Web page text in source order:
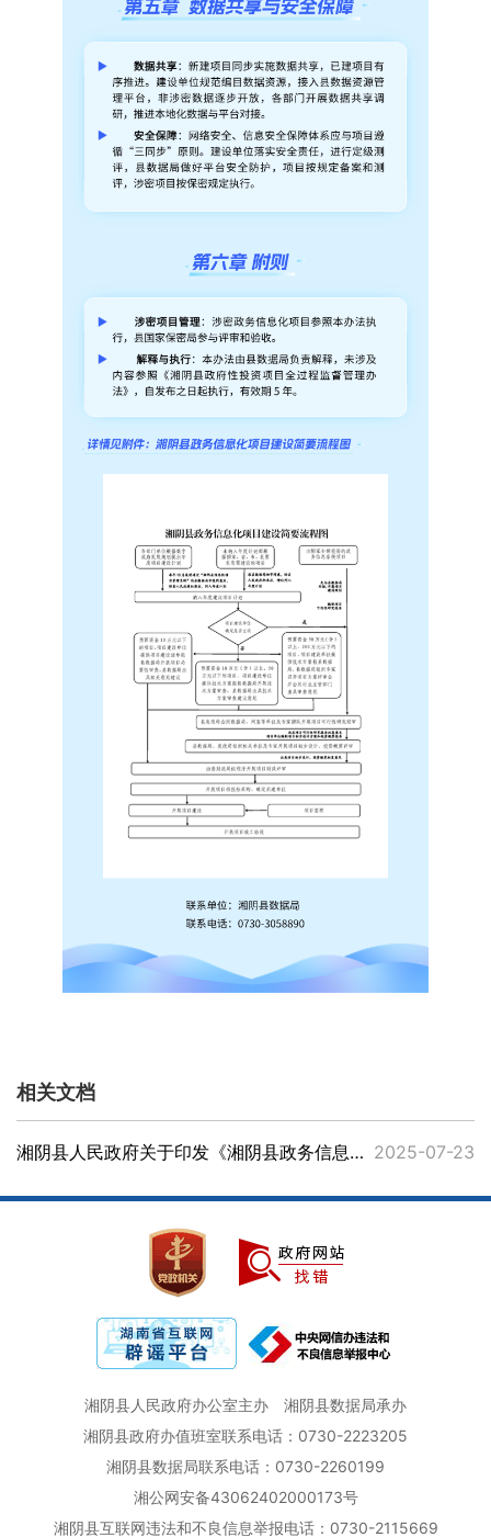
相关文档
湘阴县人民政府关于印发《湘阴县政务信息化项目建设管理办法》的通知 2025-07-23
湘阴县人民政府办公室主办
湘阴县数据局承办
湘阴县政府办值班室联系电话：0730-2223205
湘阴县数据局联系电话：0730-2260199
湘公网安备43062402000173号
湘阴县互联网违法和不良信息举报电话：0730-2115669